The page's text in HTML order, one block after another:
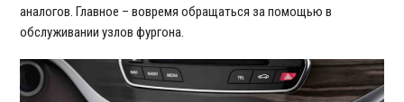
аналогов. Главное – вовремя обращаться за помощью в
обслуживании узлов фургона.